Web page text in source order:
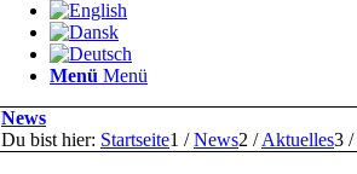
Menü Menü
News
Du bist hier: Startseite1 / News2 / Aktuelles3 /